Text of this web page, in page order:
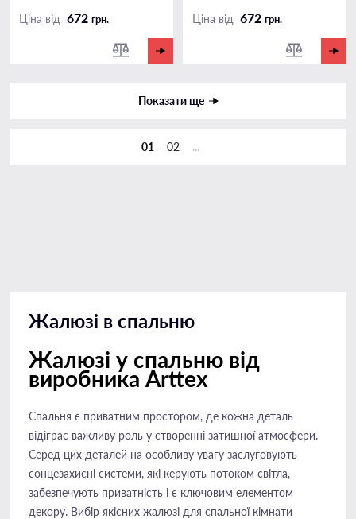
Ціна від 672 грн. Ціна від 672 грн.
01 02 ...
Показати ще
Жалюзі в спальню
Жалюзі у спальню від
виробника Arttex
Спальня є приватним простором, де кожна деталь
відіграє важливу роль у створенні затишної атмосфери.
Серед цих деталей на особливу увагу заслуговують
сонцезахисні системи, які керують потоком світла,
забезпечують приватність і є ключовим елементом
декору. Вибір якісних жалюзі для спальної кімнати